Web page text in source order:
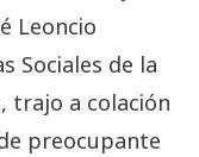
Leoncio
Sociales de la
trajo a colación
preocupante